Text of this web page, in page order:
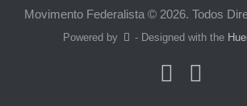
Movimento Federalista © 2026. Todos
Powered by - Designed with the